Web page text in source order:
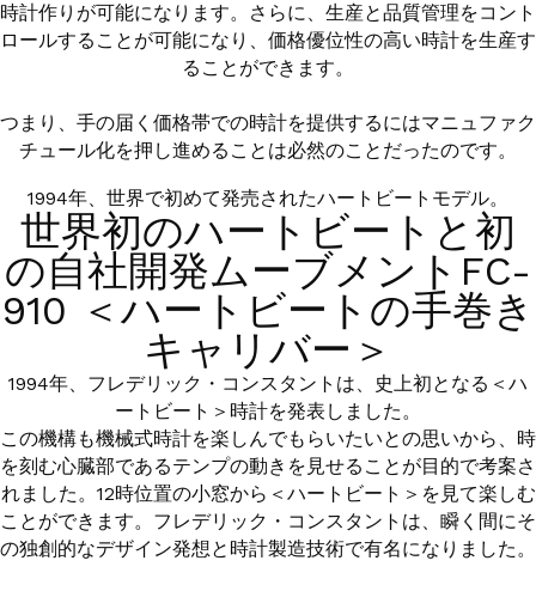
時計作りが可能になります。さらに、生産と品質管理をコント
ロールすることが可能になり、価格優位性の高い時計を生産す
ることができます。
つまり、手の届く価格帯での時計を提供するにはマニュファク
チュール化を押し進めることは必然のことだったのです。
1994年、世界で初めて発売されたハートビートモデル。
世界初のハートビートと初
の自社開発ムーブメントFC-
910 ＜ハートビートの手巻き
キャリバー＞
1994年、フレデリック・コンスタントは、史上初となる＜ハ
ートビート＞時計を発表しました。
この機構も機械式時計を楽しんでもらいたいとの思いから、時
を刻む心臓部であるテンプの動きを見せることが目的で考案さ
れました。12時位置の小窓から＜ハートビート＞を見て楽しむ
ことができます。フレデリック・コンスタントは、瞬く間にそ
の独創的なデザイン発想と時計製造技術で有名になりました。